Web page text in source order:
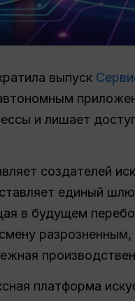
выпуск
и лишает
создателей
единый
в будущем
платформа